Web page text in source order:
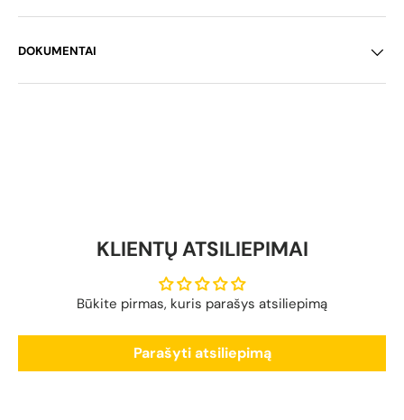
DOKUMENTAI
KLIENTŲ ATSILIEPIMAI
Būkite pirmas, kuris parašys atsiliepimą
Parašyti atsiliepimą